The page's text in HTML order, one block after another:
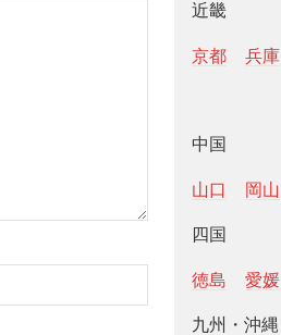
近畿
京都 兵庫
中国
山口 岡山
四国
徳島 愛媛
九州・沖縄